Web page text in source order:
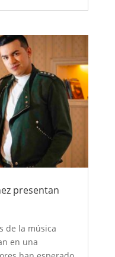
presentan
de la música
en una